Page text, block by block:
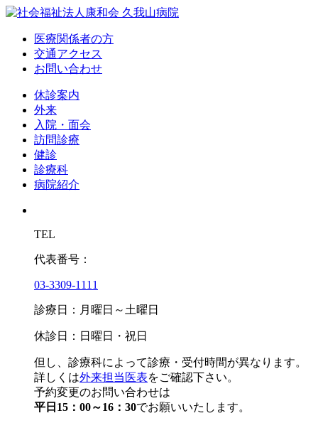
医療関係者の方
交通アクセス
お問い合わせ
休診案内
外来
入院・面会
訪問診療
健診
診療科
病院紹介
TEL
代表番号：
03-3309-1111
診療日：月曜日～土曜日
休診日：日曜日・祝日
但し、診療科によって診療・受付時間が異なります。
詳しくは外来担当医表をご確認下さい。
予約変更のお問い合わせは
平日15：00～16：30でお願いいたします。